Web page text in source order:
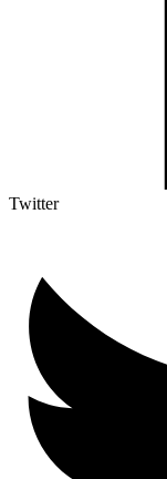
Twitter